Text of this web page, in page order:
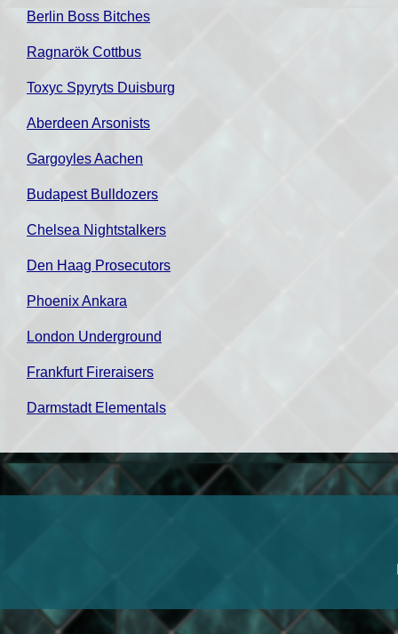
Berlin Boss Bitches
Ragnarök Cottbus
Toxyc Spyryts Duisburg
Aberdeen Arsonists
Gargoyles Aachen
Budapest Bulldozers
Chelsea Nightstalkers
Den Haag Prosecutors
Phoenix Ankara
London Underground
Frankfurt Fireraisers
Darmstadt Elementals